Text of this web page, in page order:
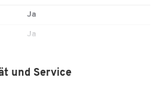
Ja
Ja
schwarz
und Service